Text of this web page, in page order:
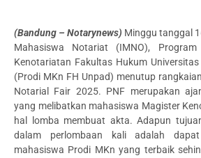
(Bandung – Notarynews) Minggu tanggal
Mahasiswa Notariat (IMNO),
Kenotariatan Fakultas Hukum
(Prodi MKn FH Unpad) menutup
Notarial Fair 2025. PNF merupakan
yang melibatkan mahasiswa Magister
hal lomba membuat akta. Adapun
dalam perlombaan kali adalah dapat
mahasiswa Prodi MKn yang terbaik